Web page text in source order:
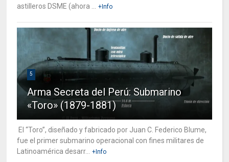
astilleros DSME (ahora ...
+Info
5
Arma Secreta del Perú: Submarino
«Toro» (1879-1881)
El “Toro”, diseñado y fabricado por Juan C. Federico Blume,
fue el primer submarino operacional con fines militares de
Latinoamérica desarr...
+Info